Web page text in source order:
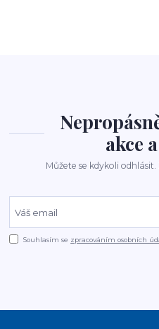
akce
Můžete se kdykoli
Souhlasím se zpracováním osobních